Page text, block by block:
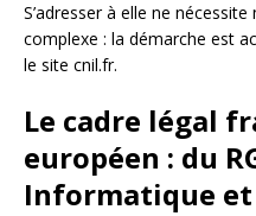
S’adresser à elle ne
complexe : la démarche est
le site cnil.fr.
Le cadre légal
européen : du
Informatique